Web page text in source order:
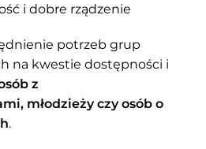
i dobre rządzenie
potrzeb grup
na kwestie dostępności i
z
młodzieży czy osób o
.